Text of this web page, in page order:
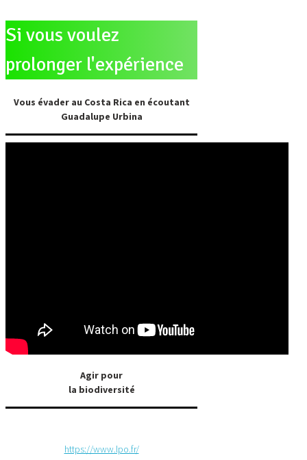
Si vous voulez
prolonger l'expérience
Vous évader au Costa Rica en écoutant
Guadalupe Urbina
Agir pour
la biodiversité
https://www.lpo.fr/